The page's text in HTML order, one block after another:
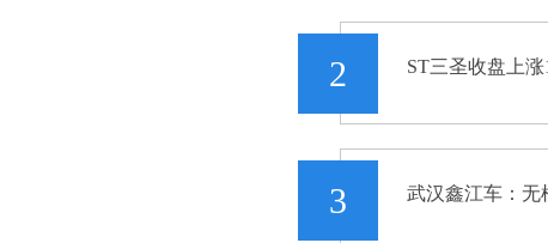
2
3